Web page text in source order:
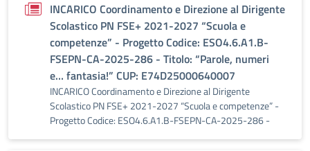
INCARICO Coordinamento e Direzione al Dirigente
Scolastico PN FSE+ 2021-2027 “Scuola e
competenze” - Progetto Codice: ESO4.6.A1.B-
FSEPN-CA-2025-286 - Titolo: “Parole, numeri
e… fantasia!” CUP: E74D25000640007
INCARICO Coordinamento e Direzione al Dirigente
Scolastico PN FSE+ 2021-2027 “Scuola e competenze” -
Progetto Codice: ESO4.6.A1.B-FSEPN-CA-2025-286 -